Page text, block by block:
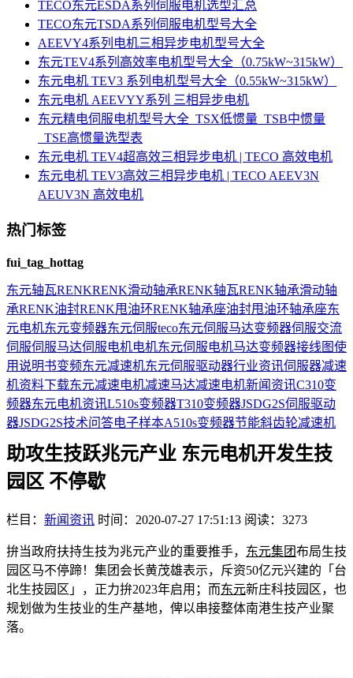
TECO东元ESDA系列伺服电机选型汇总
TECO东元TSDA系列伺服电机型号大全
AEEVY4系列电机三相异步电机型号大全
东元TEV4系列高效率电机型号大全（0.75kW~315kW）
东元电机 TEV3 系列电机型号大全（0.55kW~315kW）
东元电机 AEEVYY系列 三相异步电机
东元精电伺服电机型号大全_TSX低惯量_TSB中惯量
_TSE高惯量选型表
东元电机 TEV4超高效三相异步电机 | TECO 高效电机
东元电机 TEV3高效三相异步电机 | TECO AEEV3N
AEUV3N 高效电机
热门标签
fui_tag_hottag
东元轴瓦RENKRENK滑动轴承RENK轴瓦RENK轴承滑动轴
承RENK油封RENK甩油环RENK轴承座油封甩油环轴承座东
元电机东元变频器东元伺服teco东元伺服马达变频器伺服交流
伺服伺服马达伺服电机电机东元伺服电机马达变频器接线图使
用说明书变频东元减速机东元伺服驱动器行业资讯伺服器减速
机资料下载东元减速电机减速马达减速电机新闻资讯C310变
频器东元电机资讯L510s变频器T310变频器JSDG2S伺服驱动
器JSDG2S技术问答电子样本A510s变频器节能斜齿轮减速机
助攻生技跃兆元产业 东元电机开发生技
园区 不停歇
栏目： 新闻资讯 时间：2020-07-27 17:51:13 阅读：3273
拚当政府扶持生技为兆元产业的重要推手， 东元集团布局生技
园区马不停蹄！集团会长黄茂雄表示，斥资50亿元兴建的「台
北生技园区」，正力拚2023年启用；而东元新庄科技园区，也
规划做为生技业的生产基地，俾以串接整体南港生技产业聚
落。